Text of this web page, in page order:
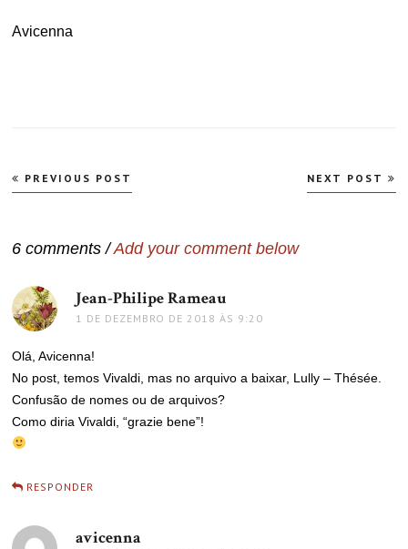
Avicenna
Navegação
de
PREVIOUS POST NEXT POST
6 comments /Add your comment below
Jean-Philipe Rameau
1 DE DEZEMBRO DE 2018 ÀS 9:20
Olá, Avicenna!
No post, temos Vivaldi, mas no arquivo a baixar, Lully – Thésée.
Confusão de nomes ou de arquivos?
Como diria Vivaldi, “grazie bene”!
RESPONDER
avicenna